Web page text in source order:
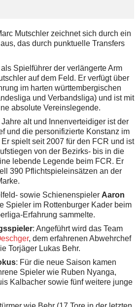
Mutschler zeichnet sich durch ein
das durch punktuelle Transfers
als Spielführer der verlängerte Arm
auf dem Feld. Er verfügt über
im harten württembergischen
und Verbandsliga) und ist mit
absolute Vereinslegende.
Jahre alt und Innenverteidiger ist der
und die personifizierte Konstanz im
spielt seit 2007 für den FCR und ist
von der Bezirks- bis in die
lebende Legende beim FCR. Er
390 Pflichtspieleinsätzen an der
sowie Schienenspieler Aaron
Spieler im Rottenburger Kader beim
Erfahrung sammelte.
: Angeführt wird das Team
, dem erfahrenen Abwehrchef
Torjäger Lukas Behr.
: Für die neue Saison kamen
Spieler wie Ruben Nyanga,
Kalbacher sowie fünf weitere junge